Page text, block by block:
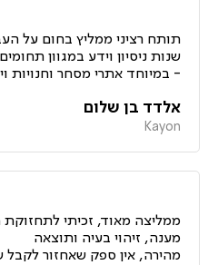
תותח רציני ממליץ בחום על
שנות ניסיון וידע במגוון
- במיוחד אתרי מסחר וחנויות
אלדד בן שלום
Kayon
ממליצה מאוד, זכיתי
מענה, זיהוי בעיה ותוצאה
מהירה, אין ספק שאחזור לקבל